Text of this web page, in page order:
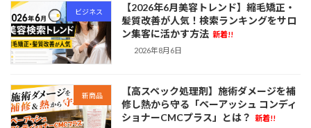
ビジネス
【2026年6月美容トレンド】縮毛矯正・
髪質改善が人気！検索ランキングをサロ
ン集客に活かす方法 新着!!
2026年8月6日
新商品
【高スペック処理剤】施術ダメージを補
修し熱から守る「ペーアッシュ コンディ
ショナーCMCプラス」とは？
新着!!